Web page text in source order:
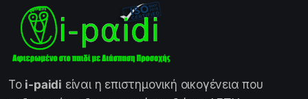
Το i-paidi είναι η επιστημονική οικογένεια που